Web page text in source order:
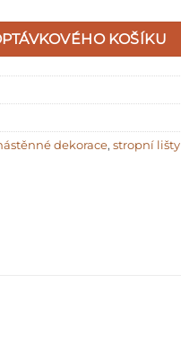
KOŠÍKU
dekorace, stropní lišty